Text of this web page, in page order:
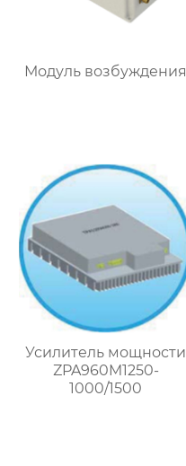
Модуль возбуждения
Усилитель мощности
ZPA960M1250-
1000/1500